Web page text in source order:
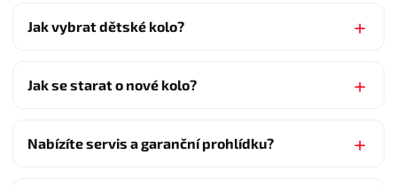
Jak vybrat dětské kolo?
Jak se starat o nové kolo?
Nabízíte servis a garanční prohlídku?